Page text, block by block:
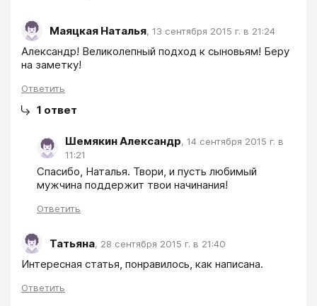
Маяцкая Наталья, 13 сентября 2015 г. в 21:24
Александр! Великолепный подход к сыновьям! Беру
на заметку!
Ответить
1 ответ
Шемякин Александр, 14 сентября 2015 г. в
11:21
Спасибо, Наталья. Твори, и пусть любимый
мужчина поддержит твои начинания!
Ответить
Татьяна, 28 сентября 2015 г. в 21:40
Интересная статья, понравилось, как написана.
Ответить